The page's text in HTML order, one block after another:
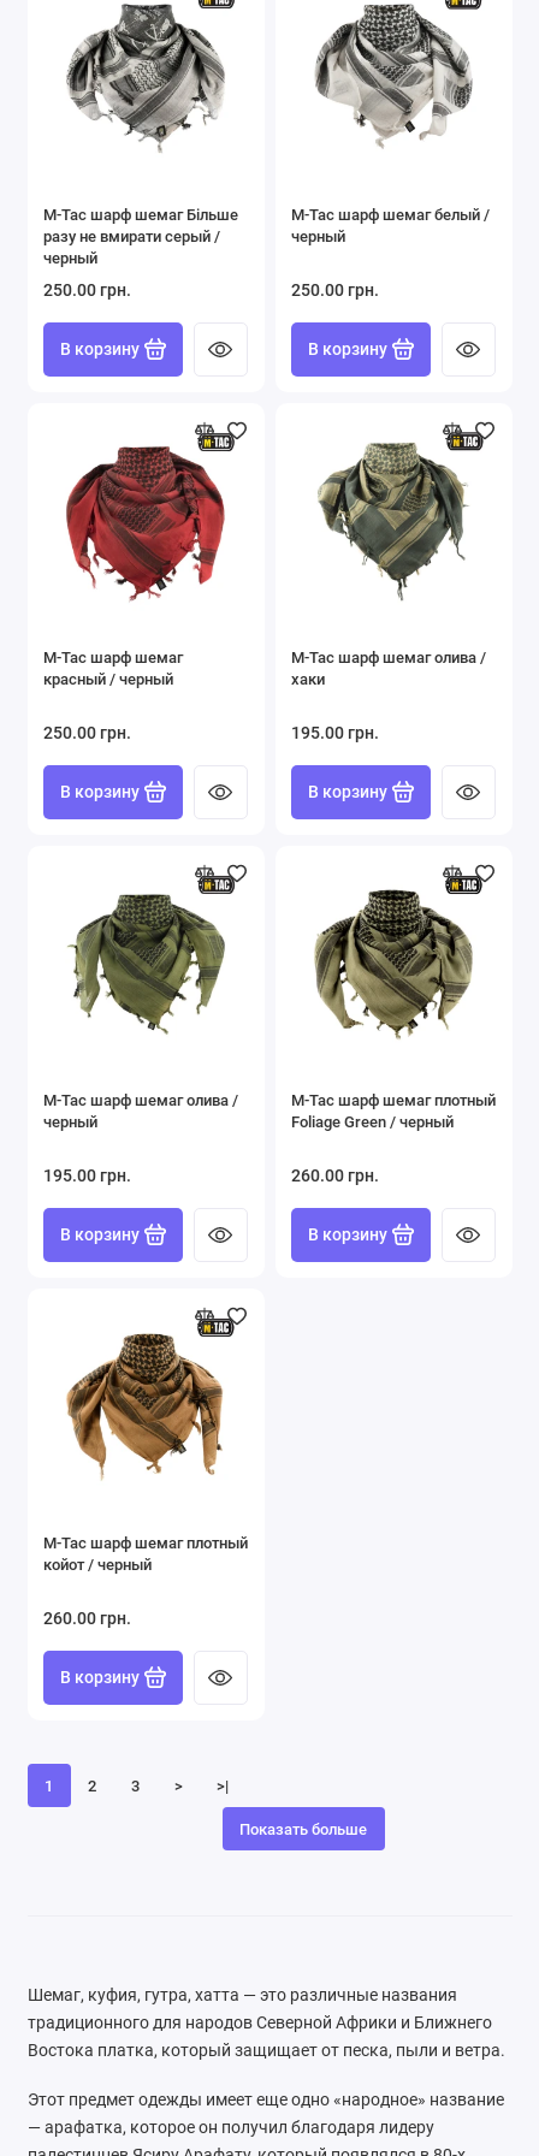
M-Tac шарф шемаг Більше
разу не вмирати серый /
черный
250.00 грн.
В корзину
M-Tac шарф шемаг белый /
черный
250.00 грн.
В корзину
M-Tac шарф шемаг
красный / черный
250.00 грн.
В корзину
M-Tac шарф шемаг олива /
хаки
195.00 грн.
В корзину
M-Tac шарф шемаг олива /
черный
195.00 грн.
В корзину
M-Tac шарф шемаг плотный
Foliage Green / черный
260.00 грн.
В корзину
M-Tac шарф шемаг плотный
койот / черный
260.00 грн.
В корзину
1 2 3 > >|
Показать больше
Шемаг, куфия, гутра, хатта — это различные названия
традиционного для народов Северной Африки и Ближнего
Востока платка, который защищает от песка, пыли и ветра.
Этот предмет одежды имеет еще одно «народное» название
— арафатка, которое он получил благодаря лидеру